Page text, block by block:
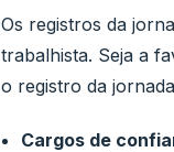
Os registros da
trabalhista. Seja a
o registro da
Cargos de